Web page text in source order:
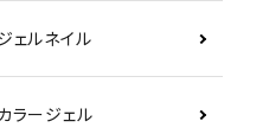
ェルネイル
ラージェル